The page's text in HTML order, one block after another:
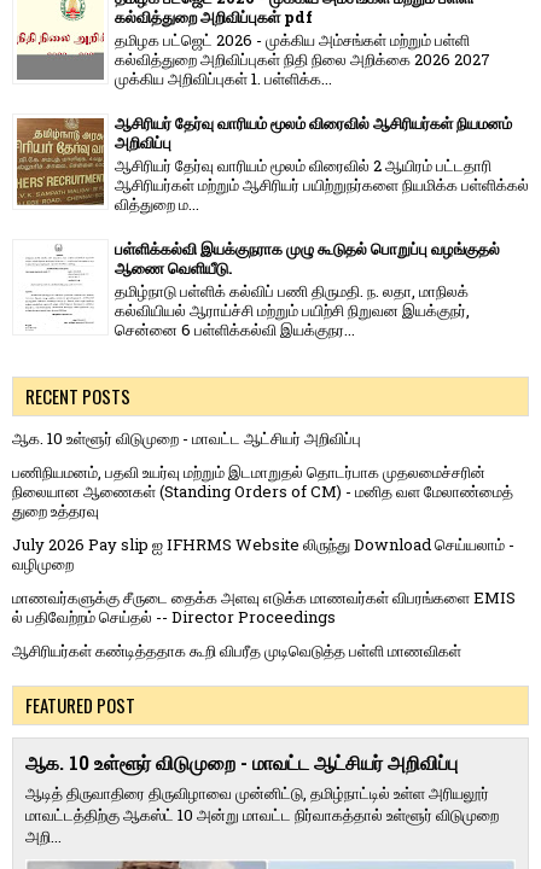
கல்வித்துறை அறிவிப்புகள் pdf
தமிழக பட்ஜெட் 2026 - முக்கிய அம்சங்கள் மற்றும் பள்ளி
கல்வித்துறை அறிவிப்புகள் நிதி நிலை அறிக்கை 2026 2027
முக்கிய அறிவிப்புகள் 1. பள்ளிக்க...
ஆசிரியர் தேர்வு வாரியம் மூலம் விரைவில் ஆசிரியர்கள் நியமனம்
அறிவிப்பு
ஆசிரியர் தேர்வு வாரி​யம் மூலம் விரை​வில் 2 ஆயிரம் பட்​ட​தாரி
ஆசிரியர்​கள் மற்​றும் ஆசிரியர் பயிற்றுநர்​களை நியமிக்க பள்​ளிக்​கல்​
வித்​துறை ம...
பள்ளிக்கல்வி இயக்குநராக முழு கூடுதல் பொறுப்பு வழங்குதல்
ஆணை வெளியீடு.
தமிழ்நாடு பள்ளிக் கல்விப் பணி திருமதி. ந. லதா, மாநிலக்
கல்வியியல் ஆராய்ச்சி மற்றும் பயிற்சி நிறுவன இயக்குநர்,
சென்னை 6 பள்ளிக்கல்வி இயக்குநர...
RECENT POSTS
ஆக. 10 உள்ளூர் விடுமுறை - மாவட்ட ஆட்சியர் அறிவிப்பு
பணிநியமனம், பதவி உயர்வு மற்றும் இடமாறுதல் தொடர்பாக முதலமைச்சரின்
நிலையான ஆணைகள் (Standing Orders of CM) - மனித வள மேலாண்மைத்
துறை உத்தரவு
July 2026 Pay slip ஐ IFHRMS Website லிருந்து Download செய்யலாம் -
வழிமுறை
மாணவர்களுக்கு சீருடை தைக்க அளவு எடுக்க மாணவர்கள் விபரங்களை EMIS
ல் பதிவேற்றம் செய்தல் -- Director Proceedings
ஆசிரியர்கள் கண்டித்ததாக கூறி விபரீத முடிவெடுத்த பள்ளி மாணவிகள்
FEATURED POST
ஆக. 10 உள்ளூர் விடுமுறை - மாவட்ட ஆட்சியர் அறிவிப்பு
ஆடித் திருவாதிரை திருவிழாவை முன்னிட்டு, தமிழ்நாட்டில் உள்ள அரியலூர்
மாவட்டத்திற்கு ஆகஸ்ட் 10 அன்று மாவட்ட நிர்வாகத்தால் உள்ளூர் விடுமுறை
அறி...